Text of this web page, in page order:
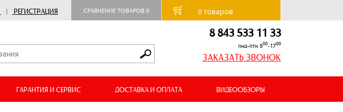
| РЕГИСТРАЦИЯ СРАВНЕНИЕ ТОВАРОВ 0 0товаров
8 843 533 11 33
пнд-птн 800-1700
ЗАКАЗАТЬ ЗВОНОК
ГАРАНТИЯ И СЕРВИС ДОСТАВКА И ОПЛАТА ВИДЕООБЗОРЫ